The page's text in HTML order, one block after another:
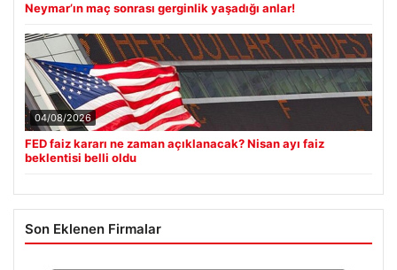
Neymar’ın maç sonrası gerginlik yaşadığı anlar!
04/08/2026
FED faiz kararı ne zaman açıklanacak? Nisan ayı faiz
beklentisi belli oldu
Son Eklenen Firmalar